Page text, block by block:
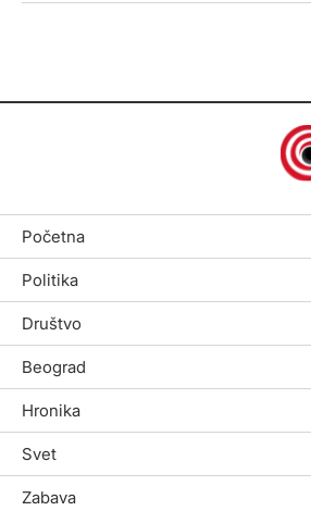
Početna
Politika
Društvo
Beograd
Hronika
Svet
Zabava